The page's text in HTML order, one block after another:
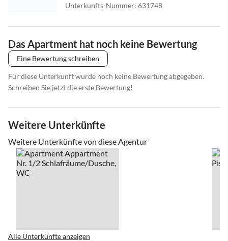
Unterkunfts-Nummer: 631748
Das Apartment hat noch keine Bewertung
Eine Bewertung schreiben
Für diese Unterkunft wurde noch keine Bewertung abgegeben.
Schreiben Sie jetzt die erste Bewertung!
Weitere Unterkünfte
Weitere Unterkünfte von diese Agentur
Alle Unterkünfte anzeigen